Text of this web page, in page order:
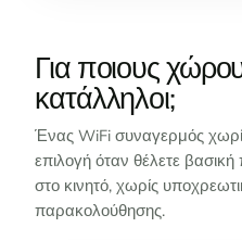
Για ποιους
κατάλληλοι;
Ένας WiFi συναγερμός
επιλογή όταν θέλετε βασική
στο κινητό, χωρίς
παρακολούθησης.